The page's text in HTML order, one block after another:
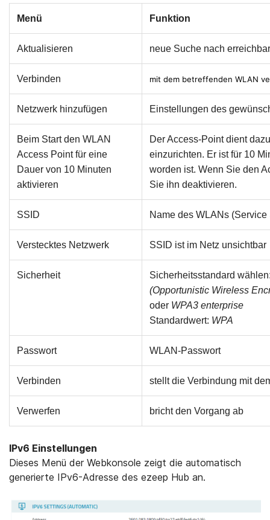
Menü Funktion
Aktualisieren neue Suche nach
Verbinden mit dem betreffenden WLAN
Netzwerk hinzufügen Einstellungen des
Beim Start den WLAN
Access Point für eine
Dauer von 10 Minuten
aktivieren
Der Access-Point dient
einzurichten. Er ist für 10
worden ist. Wenn Sie den
Sie ihn deaktivieren.
SSID Name des WLANs (Service
Verstecktes Netzwerk SSID ist im Netz unsichtbar
Sicherheit
Sicherheitsstandard
(Opportunistic Wireless
oder WPA3 enterprise
Standardwert: WPA
Passwort WLAN-Passwort
Verbinden stellt die Verbindung mit
Verwerfen bricht den Vorgang ab
IPv6 Einstellungen
Dieses Menü der Webkonsole zeigt die automatisch
generierte IPv6-Adresse des ezeep Hub an.